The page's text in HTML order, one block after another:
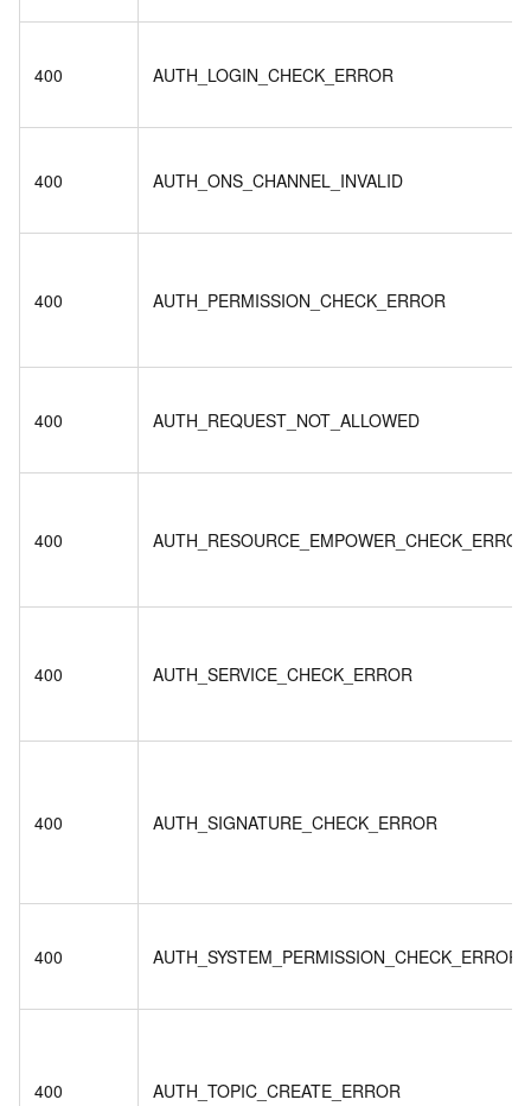
400 AUTH_LOGIN_CHECK_ERROR
400 AUTH_ONS_CHANNEL_INVALID
400 AUTH_PERMISSION_CHECK_ERROR
400 AUTH_REQUEST_NOT_ALLOWED
400 AUTH_RESOURCE_EMPOWER_CHECK_ERROR
400 AUTH_SERVICE_CHECK_ERROR
400 AUTH_SIGNATURE_CHECK_ERROR
400 AUTH_SYSTEM_PERMISSION_CHECK_ERROR
400 AUTH_TOPIC_CREATE_ERROR